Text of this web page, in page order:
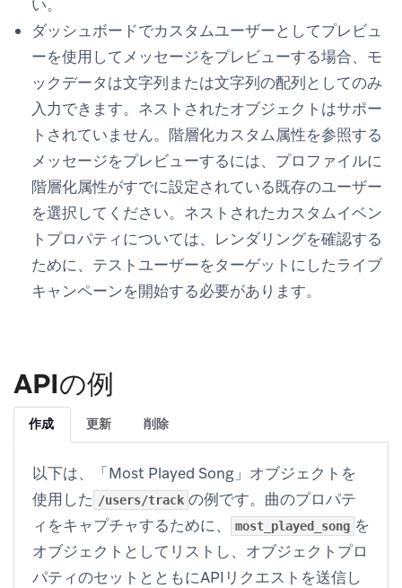
い。
ダッシュボードでカスタムユーザーとしてプレビュ
ーを使用してメッセージをプレビューする場合、モ
ックデータは文字列または文字列の配列としてのみ
入力できます。ネストされたオブジェクトはサポー
トされていません。階層化カスタム属性を参照する
メッセージをプレビューするには、プロファイルに
階層化属性がすでに設定されている既存のユーザー
を選択してください。ネストされたカスタムイベン
トプロパティについては、レンダリングを確認する
ために、テストユーザーをターゲットにしたライブ
キャンペーンを開始する必要があります。
APIの例
作成 更新 削除
以下は、「Most Played Song」オブジェクトを
使用した /users/track の例です。曲のプロパテ
ィをキャプチャするために、
most_played_song を
オブジェクトとしてリストし、オブジェクトプロ
パティのセットとともにAPIリクエストを送信し